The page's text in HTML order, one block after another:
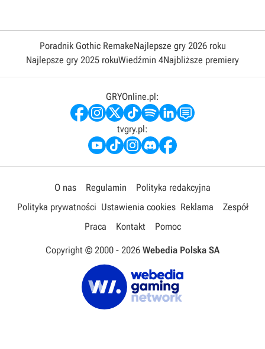
Poradnik Gothic RemakeNajlepsze gry 2026 roku
Najlepsze gry 2025 rokuWiedźmin 4Najbliższe premiery
GRYOnline.pl:
tvgry.pl:
O nas Regulamin
Polityka redakcyjna
Polityka prywatności Ustawienia cookies Reklama
Zespół
Praca
Kontakt Pomoc
Copyright © 2000 - 2026 Webedia Polska SA